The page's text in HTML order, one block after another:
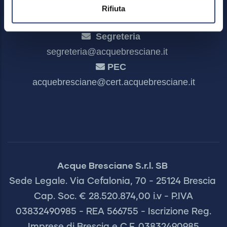
Rifiuta
Segreteria
segreteria@acquebresciane.it
PEC
acquebresciane@cert.acquebresciane.it
Acque Bresciane S.r.l. SB
Sede Legale. Via Cefalonia, 70 - 25124 Brescia
Cap. Soc. € 28.520.874,00 i.v - P.IVA
03832490985 - REA 566755 - Iscrizione Reg.